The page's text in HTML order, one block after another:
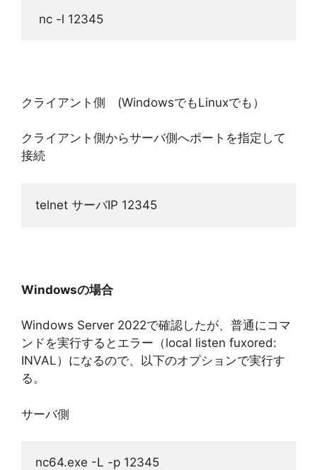
nc -l 12345
クライアント側 (WindowsでもLinuxでも）
クライアント側からサーバ側へポートを指定して
接続
telnet サーバIP 12345
Windowsの場合
Windows Server 2022で確認したが、普通にコマ
ンドを実行するとエラー（local listen fuxored:
INVAL）になるので、以下のオプションで実行す
る。
サーバ側
nc64.exe -L -p 12345